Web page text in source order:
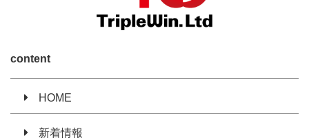
content
HOME
新着情報